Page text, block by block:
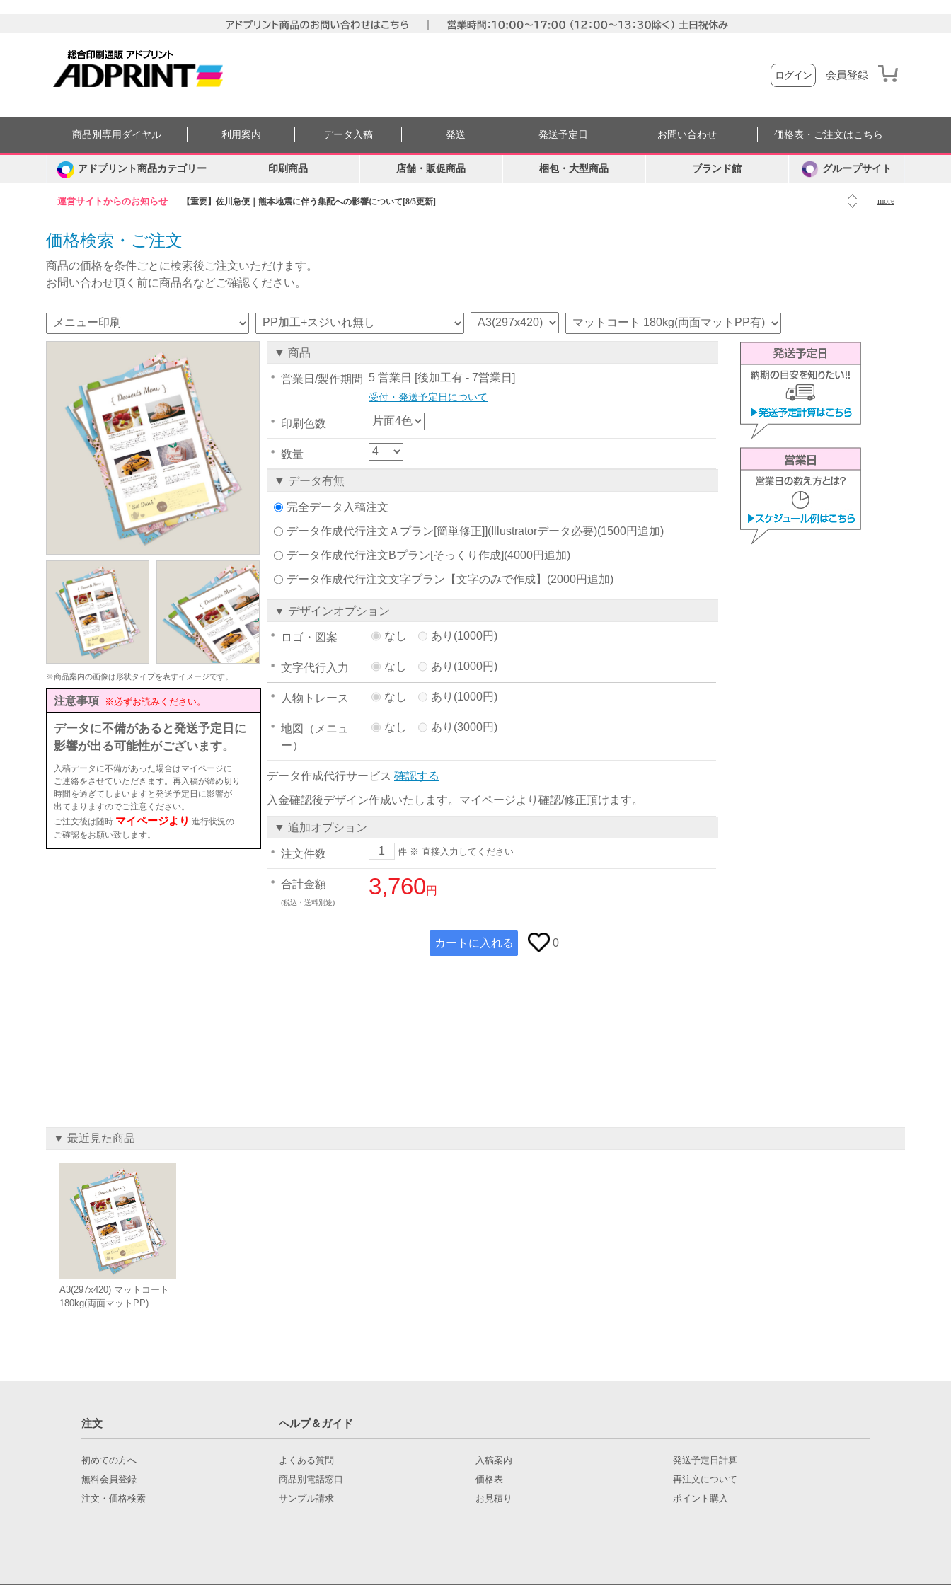
ログイン 会員登録
運営サイトからのお知らせ 【重要】佐川急便｜熊本地震に伴う集配への影響について[8/5更新] more
商品別専用ダイヤル 利用案内 データ入稿 発送 発送予定日 お問い合わせ 価格表・ご注文はこちら
アドプリント商品カテゴリー 印刷商品 店舗・販促商品 梱包・大型商品 ブランド館 グループサイト
価格検索・ご注文
商品の価格を条件ごとに検索後ご注文いただけます。
お問い合わせ頂く前に商品名などご確認ください。
※商品案内の画像は形状タイプを表すイメージです。
注意事項 ※必ずお読みください。
データに不備があると発送予定日に
影響が出る可能性がございます。
入稿データに不備があった場合はマイページに
ご連絡をさせていただきます。再入稿が締め切り
時間を過ぎてしまいますと発送予定日に影響が
出てまりますのでご注意ください。
ご注文後は随時 マイページより 進行状況の
ご確認をお願い致します。
▼ 商品
営業日/製作期間 5 営業日 [後加工有 - 7営業日]
受付・発送予定日について
印刷色数
数量
▼ データ有無
完全データ入稿注文
データ作成代行注文Ａプラン[簡単修正]](Illustratorデータ必要)(1500円追加)
データ作成代行注文Bプラン[そっくり作成](4000円追加)
データ作成代行注文文字プラン【文字のみで作成】 (2000円追加)
▼ デザインオプション
ロゴ・図案 なし あり(1000円)
文字代行入力 なし あり(1000円)
人物トレース なし あり(1000円)
地図（メニュ
ー）
なし あり(3000円)
データ作成代行サービス 確認する
入金確認後デザイン作成いたします。マイページより確認/修正頂けます。
▼ 追加オプション
注文件数 件 ※ 直接入力してください
合計金額
(税込・送料別途)
3,760円
カートに入れる 0
▼ 最近見た商品
A3(297x420) マットコート
180kg(両面マットPP)
注文 ヘルプ＆ガイド
初めての方へ
無料会員登録
注文・価格検索
よくある質問
商品別電話窓口
サンプル請求
入稿案内
価格表
お見積り
発送予定日計算
再注文について
ポイント購入